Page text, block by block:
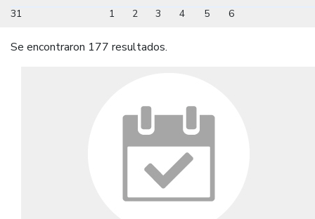
31
1 2 3 4 5 6
Se encontraron 177 resultados.